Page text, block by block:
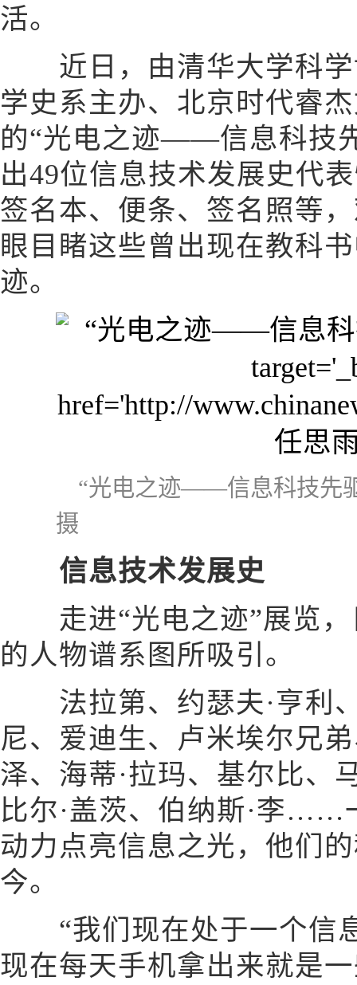
活。
近日，由清华大学科学
学史系主办、北京时代睿
的“光电之迹——信息科技
出49位信息技术发展史代
签名本、便条、签名照等
眼目睹这些曾出现在教科
迹。
“光电之迹——信息科技先
摄
信息技术发展史
走进“光电之迹”展览，
的人物谱系图所吸引。
法拉第、约瑟夫·亨利
尼、爱迪生、卢米埃尔兄
泽、海蒂·拉玛、基尔比、
比尔·盖茨、伯纳斯·李……
动力点亮信息之光，他们
今。
“我们现在处于一个信
现在每天手机拿出来就是